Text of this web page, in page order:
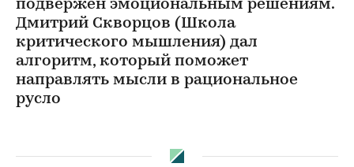
подвержен эмоциональным решениям.
Дмитрий Скворцов (Школа
критического мышления) дал
алгоритм, который поможет
направлять мысли в рациональное
русло